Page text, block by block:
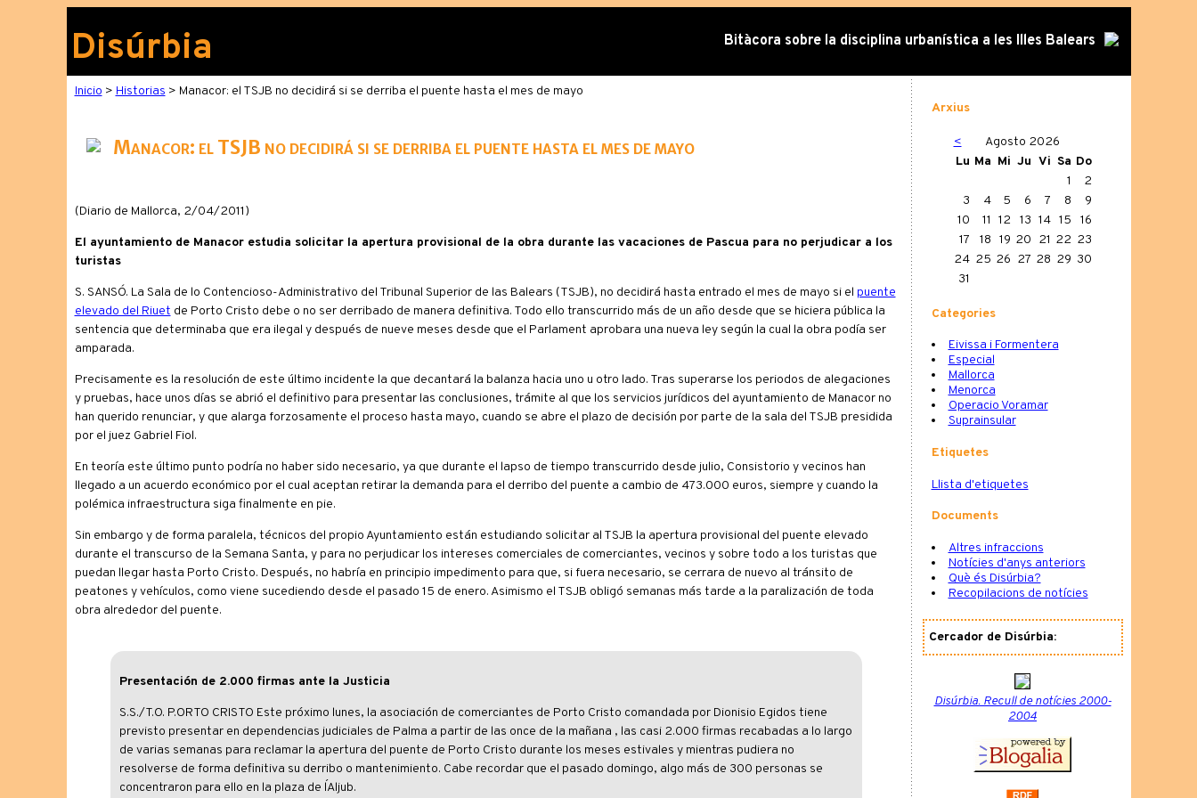
Disúrbia Bitàcora sobre la disciplina urbanística a les Illes Balears
Inicio > Historias > Manacor: el TSJB no decidirá si se derriba el puente hasta el mes de mayo
Manacor: el TSJB no decidirá si se derriba el puente hasta el mes de mayo
(Diario de Mallorca, 2/04/2011)
El ayuntamiento de Manacor estudia solicitar la apertura provisional de la obra durante las vacaciones de Pascua para no perjudicar a los
turistas
S. SANSÓ. La Sala de lo Contencioso-Administrativo del Tribunal Superior de las Balears (TSJB), no decidirá hasta entrado el mes de mayo si el puente
elevado del Riuet de Porto Cristo debe o no ser derribado de manera definitiva. Todo ello transcurrido más de un año desde que se hiciera pública la
sentencia que determinaba que era ilegal y después de nueve meses desde que el Parlament aprobara una nueva ley según la cual la obra podía ser
amparada.
Precisamente es la resolución de este último incidente la que decantará la balanza hacia uno u otro lado. Tras superarse los periodos de alegaciones
y pruebas, hace unos días se abrió el definitivo para presentar las conclusiones, trámite al que los servicios jurídicos del ayuntamiento de Manacor no
han querido renunciar, y que alarga forzosamente el proceso hasta mayo, cuando se abre el plazo de decisión por parte de la sala del TSJB presidida
por el juez Gabriel Fiol.
En teoría este último punto podría no haber sido necesario, ya que durante el lapso de tiempo transcurrido desde julio, Consistorio y vecinos han
llegado a un acuerdo económico por el cual aceptan retirar la demanda para el derribo del puente a cambio de 473.000 euros, siempre y cuando la
polémica infraestructura siga finalmente en pie.
Sin embargo y de forma paralela, técnicos del propio Ayuntamiento están estudiando solicitar al TSJB la apertura provisional del puente elevado
durante el transcurso de la Semana Santa, y para no perjudicar los intereses comerciales de comerciantes, vecinos y sobre todo a los turistas que
puedan llegar hasta Porto Cristo. Después, no habría en principio impedimento para que, si fuera necesario, se cerrara de nuevo al tránsito de
peatones y vehículos, como viene sucediendo desde el pasado 15 de enero. Asimismo el TSJB obligó semanas más tarde a la paralización de toda
obra alrededor del puente.
Presentación de 2.000 firmas ante la Justicia
S.S./T.O. P.ORTO CRISTO Este próximo lunes, la asociación de comerciantes de Porto Cristo comandada por Dionisio Egidos tiene
previsto presentar en dependencias judiciales de Palma a partir de las once de la mañana , las casi 2.000 firmas recabadas a lo largo
de varias semanas para reclamar la apertura del puente de Porto Cristo durante los meses estivales y mientras pudiera no
resolverse de forma definitiva su derribo o mantenimiento. Cabe recordar que el pasado domingo, algo más de 300 personas se
concentraron para ello en la plaza de l´Aljub.
Arxius
<
Agosto 2026
Lu Ma Mi Ju Vi Sa Do
1
2
3
4 5 6 7 8
9
10
11 12 13 14 15
16
17
18 19 20 21 22 23
24 25 26 27 28 29 30
31
Categories
Eivissa i Formentera
Especial
Mallorca
Menorca
Operacio Voramar
Suprainsular
Etiquetes
Llista d'etiquetes
Documents
Altres infraccions
Notícies d'anys anteriors
Què és Disúrbia?
Recopilacions de notícies
Cercador de Disúrbia:
Disúrbia. Recull de notícies 2000-
2004